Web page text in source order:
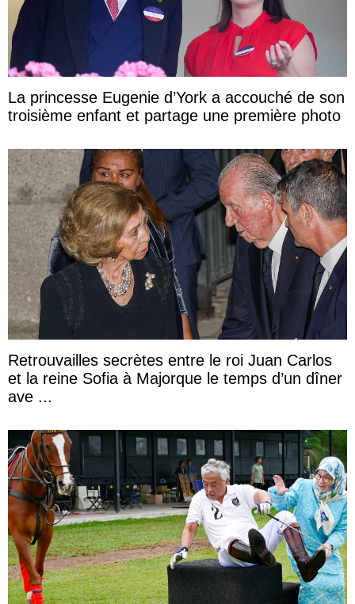
La princesse Eugenie d’York a accouché de son
troisième enfant et partage une première photo
Retrouvailles secrètes entre le roi Juan Carlos
et la reine Sofia à Majorque le temps d’un dîner
ave ...